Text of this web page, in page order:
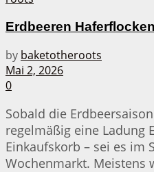
Erdbeeren
by baketotheroots
Mai 2, 2026
0
Sobald die
regelmäßig eine Ladung
Einkaufskorb – sei es im
Wochenmarkt. Meistens